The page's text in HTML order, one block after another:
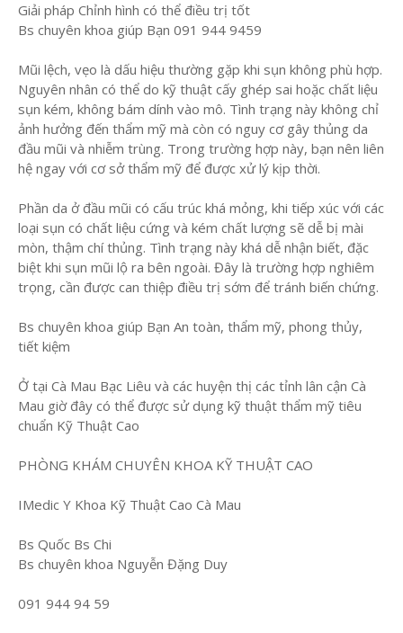
Giải pháp Chỉnh hình có thể điều trị tốt
Bs chuyên khoa giúp Bạn 091 944 9459
Mũi lệch, vẹo là dấu hiệu thường gặp khi sụn không phù hợp.
Nguyên nhân có thể do kỹ thuật cấy ghép sai hoặc chất liệu
sụn kém, không bám dính vào mô. Tình trạng này không chỉ
ảnh hưởng đến thẩm mỹ mà còn có nguy cơ gây thủng da
đầu mũi và nhiễm trùng. Trong trường hợp này, bạn nên liên
hệ ngay với cơ sở thẩm mỹ để được xử lý kịp thời.
Phần da ở đầu mũi có cấu trúc khá mỏng, khi tiếp xúc với các
loại sụn có chất liệu cứng và kém chất lượng sẽ dễ bị mài
mòn, thậm chí thủng. Tình trạng này khá dễ nhận biết, đặc
biệt khi sụn mũi lộ ra bên ngoài. Đây là trường hợp nghiêm
trọng, cần được can thiệp điều trị sớm để tránh biến chứng.
Bs chuyên khoa giúp Bạn An toàn, thẩm mỹ, phong thủy,
tiết kiệm
Ở tại Cà Mau Bạc Liêu và các huyện thị các tỉnh lân cận Cà
Mau giờ đây có thể được sử dụng kỹ thuật thẩm mỹ tiêu
chuẩn Kỹ Thuật Cao
PHÒNG KHÁM CHUYÊN KHOA KỸ THUẬT CAO
IMedic Y Khoa Kỹ Thuật Cao Cà Mau
Bs Quốc Bs Chi
Bs chuyên khoa Nguyễn Đặng Duy
091 944 94 59